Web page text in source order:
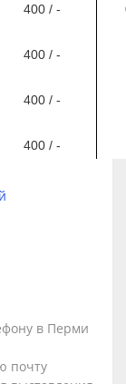
400 / -
400 / -
400 / -
400 / -
в Перми
почту